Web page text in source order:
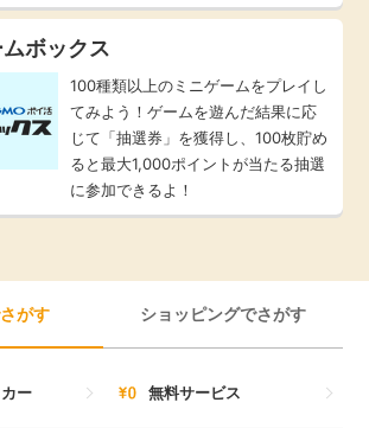
ボックス
100種類以上のミニゲームをプレイし
てみよう！ゲームを遊んだ結果に応
じて「抽選券」を獲得し、100枚貯め
ると最大1,000ポイントが当たる抽選
に参加できるよ！
がす ショッピングでさがす
ー 無料サービス